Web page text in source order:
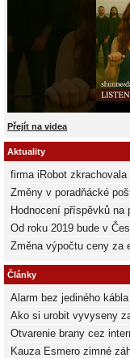
Přejít na videa
Aktuality
firma iRobot zkrachovala
Změny v poradňácké
Hodnocení příspěvků na
Od roku 2019 bude v
Změna výpočtu ceny za
Články
Alarm bez jediného
Ako si urobit vyvyseny
Otvarenie brany cez
Kauza Esmero zimné